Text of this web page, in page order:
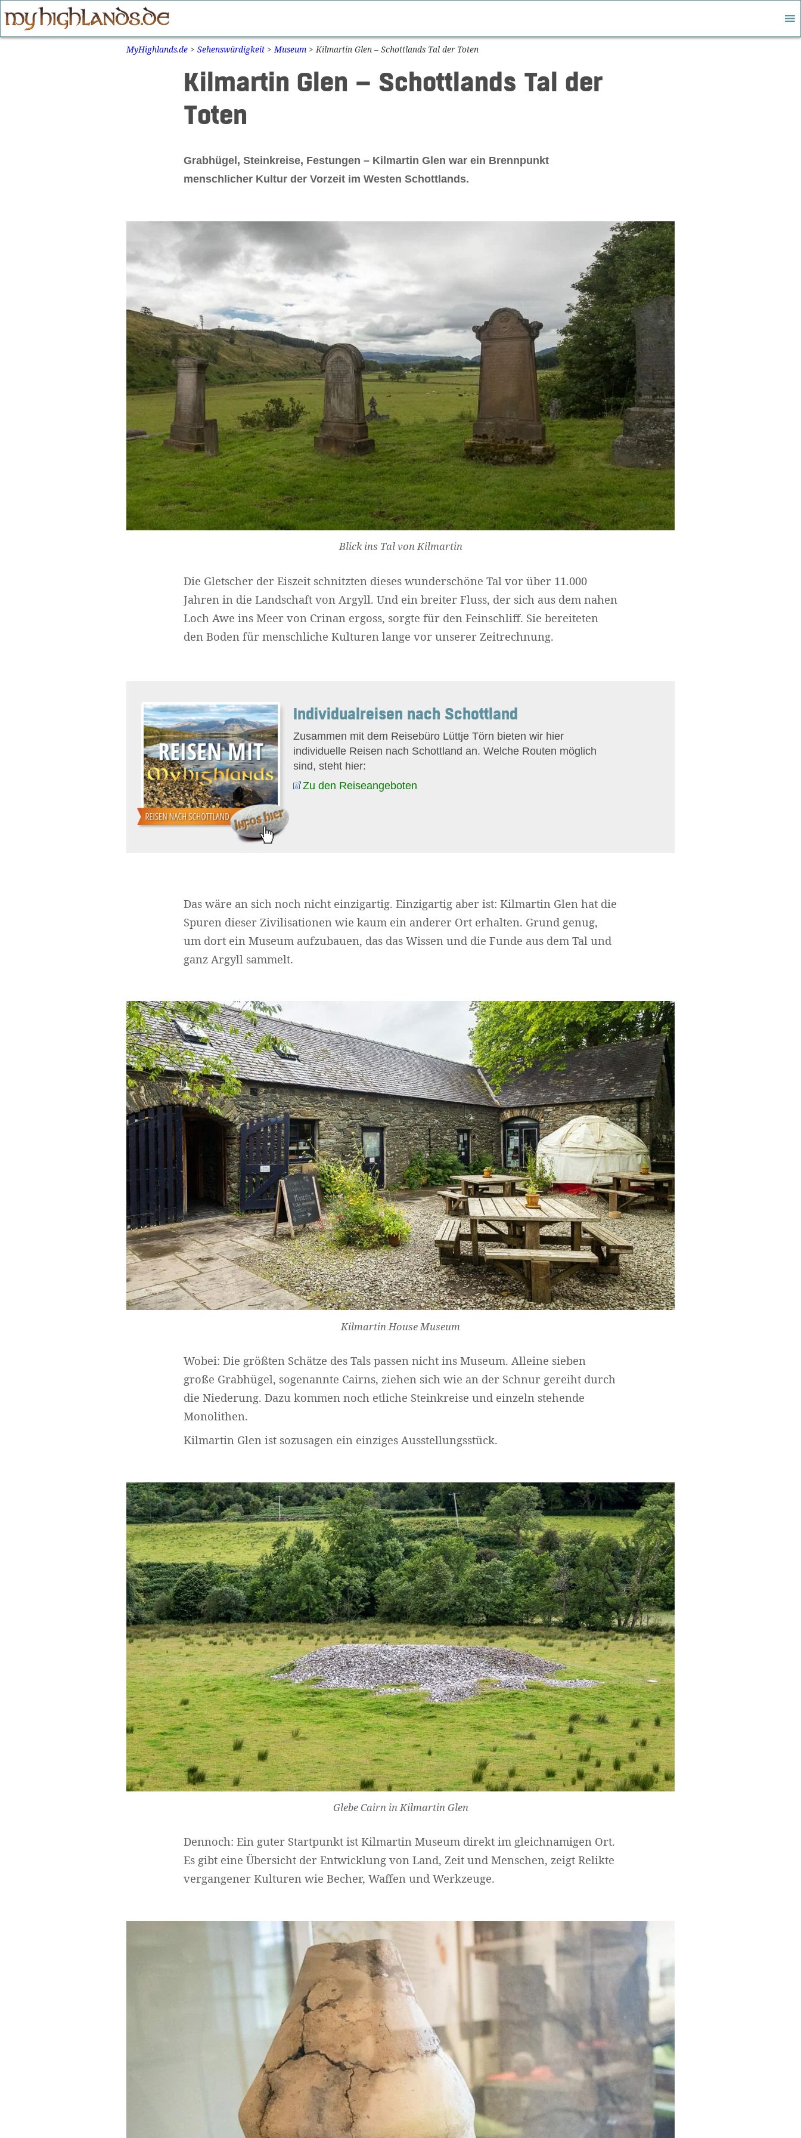
Zum
Inhalt
MyHighlands.de > Sehenswürdigkeit >Museum >Kilmartin Glen – Schottlands Tal der Toten
Kilmartin Glen – Schottlands Tal der
Toten
Grabhügel, Steinkreise, Festungen – Kilmartin Glen war ein Brennpunkt
menschlicher Kultur der Vorzeit im Westen Schottlands.
Blick ins Tal von Kilmartin
Die Gletscher der Eiszeit schnitzten dieses wunderschöne Tal vor über 11.000
Jahren in die Landschaft von Argyll. Und ein breiter Fluss, der sich aus dem nahen
Loch Awe ins Meer von Crinan ergoss, sorgte für den Feinschliff. Sie bereiteten
den Boden für menschliche Kulturen lange vor unserer Zeitrechnung.
Individualreisen nach Schottland
Zusammen mit dem Reisebüro Lüttje Törn bieten wir hier
individuelle Reisen nach Schottland an. Welche Routen möglich
sind, steht hier:
Zu den Reiseangeboten
Das wäre an sich noch nicht einzigartig. Einzigartig aber ist: Kilmartin Glen hat die
Spuren dieser Zivilisationen wie kaum ein anderer Ort erhalten. Grund genug,
um dort ein Museum aufzubauen, das das Wissen und die Funde aus dem Tal und
ganz Argyll sammelt.
Kilmartin House Museum
Wobei: Die größten Schätze des Tals passen nicht ins Museum. Alleine sieben
große Grabhügel, sogenannte Cairns, ziehen sich wie an der Schnur gereiht durch
die Niederung. Dazu kommen noch etliche Steinkreise und einzeln stehende
Monolithen.
Kilmartin Glen ist sozusagen ein einziges Ausstellungsstück.
Glebe Cairn in Kilmartin Glen
Dennoch: Ein guter Startpunkt ist Kilmartin Museum direkt im gleichnamigen Ort.
Es gibt eine Übersicht der Entwicklung von Land, Zeit und Menschen, zeigt Relikte
vergangener Kulturen wie Becher, Waffen und Werkzeuge.
Widerrufsformular
Widerruf bestätigen